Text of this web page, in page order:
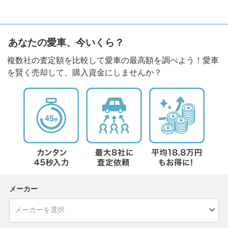
あなたの愛車、今いくら？
複数社の査定額を比較して愛車の最高額を調べよう！愛車
を賢く売却して、購入資金にしませんか？
メーカー